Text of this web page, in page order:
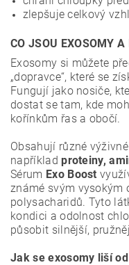
zlepšuje celkový
CO JSOU EXOSOMY
Exosomy si můžete
„dopravce“, které se
Fungují jako nosiče,
dostat se tam, kde
kořínkům řas a obočí.
Obsahují různé
napříkladproteiny,
Sérum Exo Boost
známé svým vysokým
polysacharidů. Tyto
kondici a odolnost
působit silnější,
Jak se exosomy liší